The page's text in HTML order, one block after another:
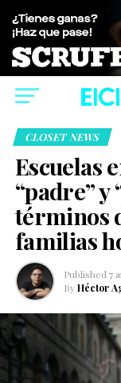
CLOSET NEWS
Escuelas
“padre” y
términos
familias
Published 7
By Héctor